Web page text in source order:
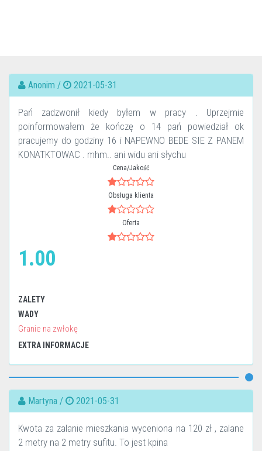
Anonim / 2021-05-31
Pań zadzwonił kiedy byłem w pracy . Uprzejmie
poinformowałem że kończę o 14 pań powiedział ok
pracujemy do godziny 16 i NAPEWNO BEDE SIE Z PANEM
KONATKTOWAC . mhm.. ani widu ani słychu
Cena/Jakość
Obsługa klienta
Oferta
1.00
ZALETY
WADY
Granie na zwłokę
EXTRA INFORMACJE
Martyna / 2021-05-31
Kwota za zalanie mieszkania wyceniona na 120 zł , zalane
2 metry na 2 metry sufitu. To jest kpina